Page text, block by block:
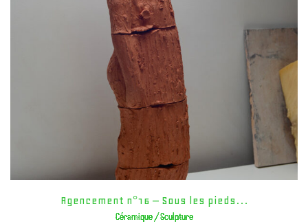
Agencement n°16 – Sous les pieds…
Céramique / Sculpture